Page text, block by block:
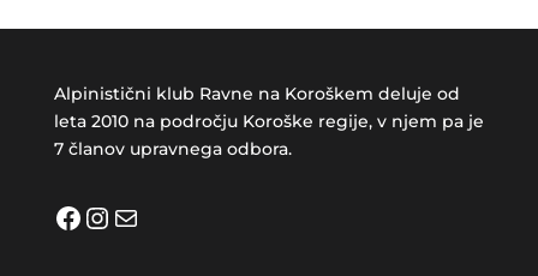
Alpinistični klub Ravne na Koroškem deluje od
leta 2010 na področju Koroške regije, v njem pa je
7 članov upravnega odbora.
Facebook
Instagram
Mail